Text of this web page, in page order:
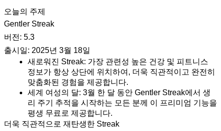
오늘의 주제
Gentler Streak
버전: 5.3
출시일: 2025년 3월 18일
새로워진 Streak: 가장 관련성 높은 건강 및 피트니스
정보가 항상 상단에 위치하여, 더욱 직관적이고 완전히
맞춤화된 경험을 제공합니다.
세계 여성의 달: 3월 한 달 동안 Gentler Streak에서 생
리 주기 추적을 시작하는 모든 분께 이 프리미엄 기능을
평생 무료로 제공합니다.
더욱 직관적으로 재탄생한 Streak